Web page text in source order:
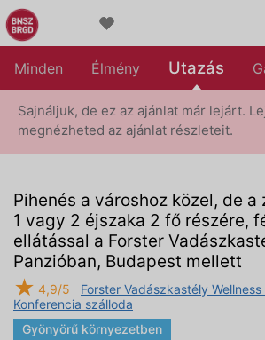
Minden Élmény Utazás
Sajnáljuk, de ez az ajánlat már lejárt.
megnézheted az ajánlat részleteit.
Pihenés a városhoz közel, de
1 vagy 2 éjszaka 2 fő részére,
ellátással a Forster
Panzióban, Budapest mellett
★ 4,9/5
Forster Vadászkastély Wellness
Konferencia szálloda
Gyönyörű környezetben